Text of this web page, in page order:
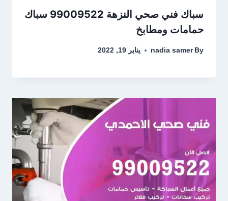
سباك فني صحي النزهة 99009522 سباك
حمامات ومطابخ
By
nadia samer يناير 19, 2022